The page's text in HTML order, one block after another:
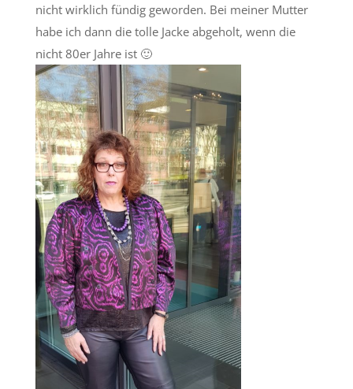
nicht wirklich fündig geworden. Bei meiner Mutter
habe ich dann die tolle Jacke abgeholt, wenn die
nicht 80er Jahre ist 🙂